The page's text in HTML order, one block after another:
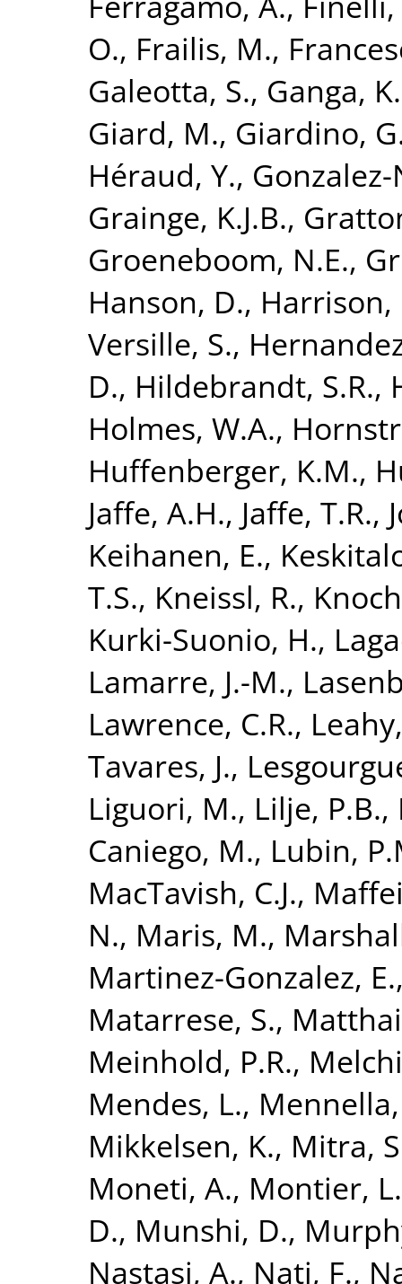
O., Frailis, M.,
Galeotta, S., Ganga, K.
Giard, M., Giardino,
Héraud, Y., Gonzalez-
Grainge, K.J.B.,
Groeneboom, N.E.,
Hanson, D., Harrison,
Versille, S.,
D., Hildebrandt, S.R.,
Holmes, W.A.,
Huffenberger, K.M.,
Jaffe, A.H., Jaffe, T.R.,
Keihanen, E.,
T.S., Kneissl, R.,
Kurki-Suonio, H.,
Lamarre, J.-M.,
Lawrence, C.R.,
Tavares, J.,
Liguori, M., Lilje, P.B.,
Caniego, M., Lubin,
MacTavish, C.J.,
N., Maris, M.,
Martinez-Gonzalez, E.
Matarrese, S.,
Meinhold, P.R.,
Mendes, L.,
Mikkelsen, K., Mitra,
Moneti, A., Montier, L.
D., Munshi, D.,
Nastasi, A., Nati, F.,